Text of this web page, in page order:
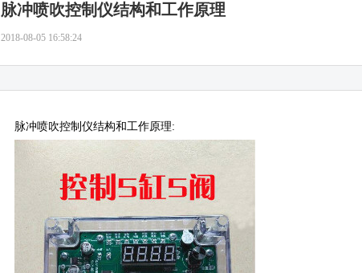
脉冲喷吹控制仪结构和工作原理
2018-08-05 16:58:24
脉冲喷吹控制仪结构和工作原理: